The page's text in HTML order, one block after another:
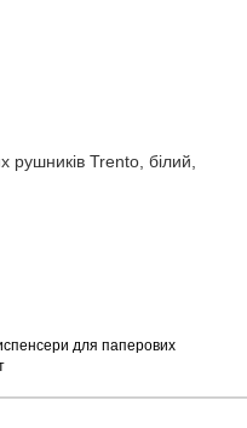
рушників Trento, білий,
для паперових